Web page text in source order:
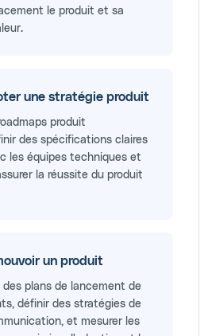
le produit et sa
une stratégie produit
produit
des spécifications claires
les équipes techniques et
la réussite du produit
un produit
plans de lancement de
définir des stratégies de
et mesurer les